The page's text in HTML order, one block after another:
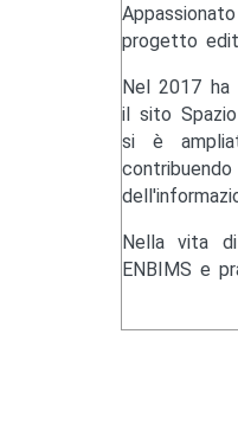
progetto
Nel 2017 ha
il sito
si è
Nella vita
ENBIMS e